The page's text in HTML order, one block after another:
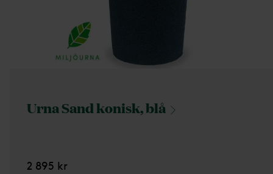
Urna Sand konisk,blå
2 895 kr